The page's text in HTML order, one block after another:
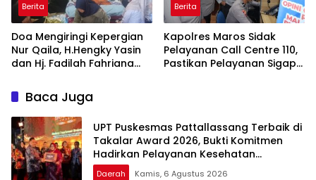
Berita
Doa Mengiringi Kepergian
Nur Qaila, H.Hengky Yasin
dan Hj. Fadilah Fahriana
Keluarga
Berita
Kapolres Maros Sidak
Pelayanan Call Centre 110,
Pastikan Pelayanan Sigap
Baca Juga
UPT Puskesmas Pattallassang Terbaik di
Takalar Award 2026, Bukti Komitmen
Hadirkan Pelayanan Kesehatan
Berkualitas
Daerah Kamis, 6 Agustus 2026